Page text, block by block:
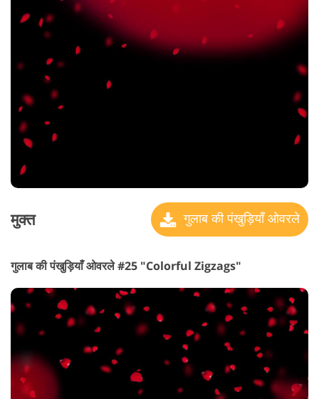
मुक्त गुलाब की पंखुड़ियाँ ओवरले
गुलाब की पंखुड़ियाँ ओवरले #25 "Colorful Zigzags"